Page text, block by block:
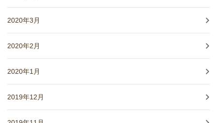
2020年3月
2020年2月
2020年1月
2019年12月